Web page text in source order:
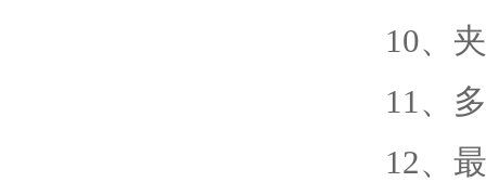
10、
11、
12、